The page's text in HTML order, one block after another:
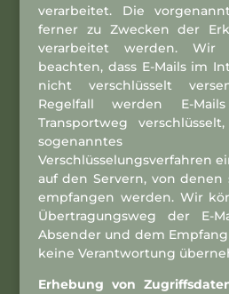
verarbeitet. Die
ferner zu Zwecken der
verarbeitet werden.
beachten, dass E-Mails im
nicht verschlüsselt
Regelfall werden E-
Transportweg
sogenanntes
Verschlüsselungsverfahren
auf den Servern, von
empfangen werden. Wir
Übertragungsweg der E-
Absender und dem
keine Verantwortung
Erhebung von